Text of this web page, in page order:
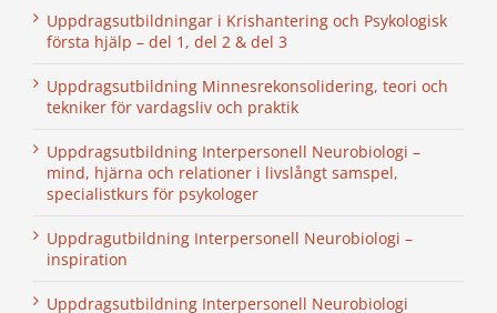
Uppdragsutbildningar i Krishantering och Psykologisk
första hjälp – del 1, del 2 & del 3
Uppdragsutbildning Minnesrekonsolidering, teori och
tekniker för vardagsliv och praktik
Uppdragsutbildning Interpersonell Neurobiologi –
mind, hjärna och relationer i livslångt samspel,
specialistkurs för psykologer
Uppdragutbildning Interpersonell Neurobiologi –
inspiration
Uppdragsutbildning Interpersonell Neurobiologi